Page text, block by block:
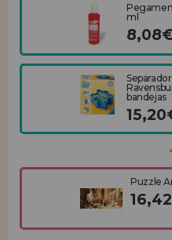
ml
bandejas
Puzzle